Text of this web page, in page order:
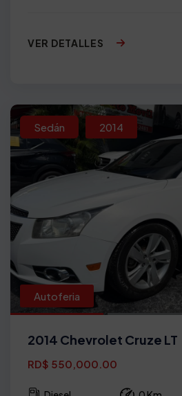
VER DETALLES
Sedán 2014
Autoferia
2014 Chevrolet Cruze LT
RD$ 550,000.00